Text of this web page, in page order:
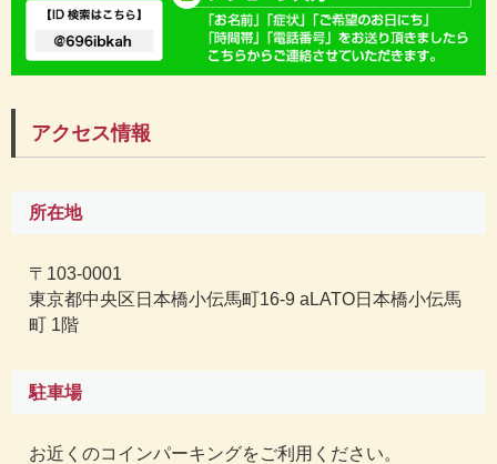
アクセス情報
所在地
〒103-0001
東京都中央区日本橋小伝馬町16-9 aLATO日本橋小伝馬
町 1階
駐車場
お近くのコインパーキングをご利用ください。